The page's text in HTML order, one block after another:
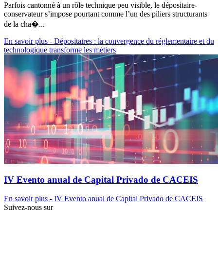
Parfois cantonné à un rôle technique peu visible, le dépositaire-
conservateur s’impose pourtant comme l’un des piliers structurants
de la cha�...
En savoir plus - Dépositaires : la convergence du réglementaire et du
technologique transforme les métiers
IV Evento anual de Capital Privado de CACEIS
En savoir plus - IV Evento anual de Capital Privado de CACEIS
Suivez-nous sur